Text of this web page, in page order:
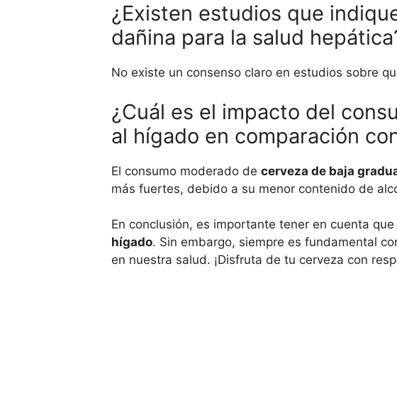
¿Existen estudios que
dañina para la salud
No existe un consenso claro en estudios sobre
¿Cuál es el impacto del
al hígado en comparación
El consumo moderado de cerveza de baja
más fuertes, debido a su menor contenido de
En conclusión, es importante tener en cuenta que
hígado. Sin embargo, siempre es fundamental
en nuestra salud. ¡Disfruta de tu cerveza con